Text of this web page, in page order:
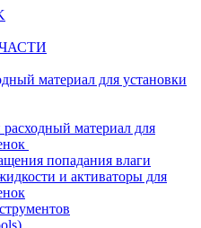
материал для установки
материал для
попадания влаги
и активаторы для